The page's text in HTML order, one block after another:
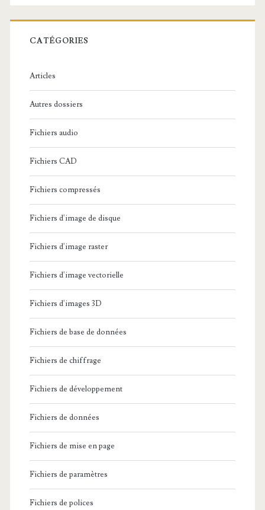
r
c
:
CATÉGORIES
Articles
Autres dossiers
Fichiers audio
Fichiers CAD
Fichiers compressés
Fichiers d'image de disque
Fichiers d'image raster
Fichiers d'image vectorielle
Fichiers d'images 3D
Fichiers de base de données
Fichiers de chiffrage
Fichiers de développement
Fichiers de données
Fichiers de mise en page
Fichiers de paramètres
Fichiers de polices